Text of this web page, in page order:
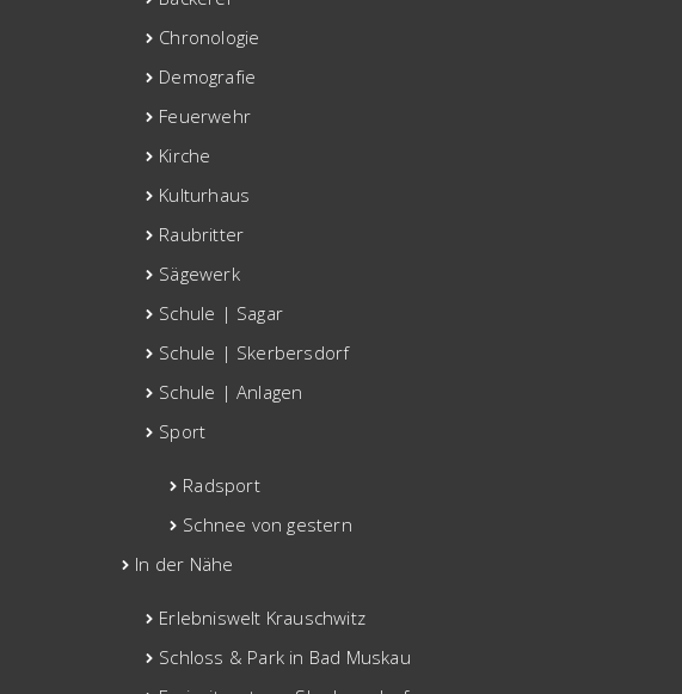
Chronologie
Demografie
Feuerwehr
Kirche
Kulturhaus
Raubritter
Sägewerk
Schule | Sagar
Schule | Skerbersdorf
Schule | Anlagen
Sport
Radsport
Schnee von gestern
In der Nähe
Erlebniswelt Krauschwitz
Schloss & Park in Bad Muskau